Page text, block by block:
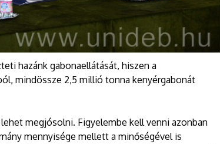
hazánk gabonaellátását, hiszen a
mindössze 2,5 millió tonna kenyérgabonát
megjósolni. Figyelembe kell venni azonban
mennyisége mellett a minőségével is